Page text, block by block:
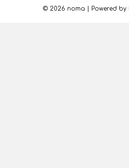
© 2026 noma Powered by